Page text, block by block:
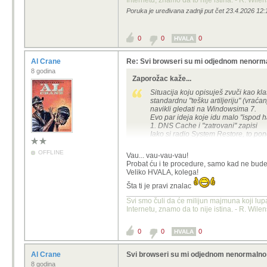
Poruka je uređivana zadnji put čet 23.4.2026
0 0 HVALA 0
Al Crane
8 godina
OFFLINE
Re: Svi browseri su mi odjednom
Zaporožac kaže...
Situacija koju opisuješ zvuči kao
standardnu "tešku artiljeriju"
navikli gledati na Windowsima 7.
Evo par ideja koje idu malo "ispod
1. DNS Cache i "zatrovani" zapisi
Iako si radio System Restore, to
Upiši redom ove tri naredbe (stisni
ipconfig /flushdns
netsh winsock reset
netsh int ip reset
Restartaj računalo. Ovo je ključno
2. A1 Stick i "MTU" postavke
Igranje igre i istovremeno surfanje
"radio gluposti" ili je tvoj stick ušao
Test: Izvadi stick, obriši njegove
Ako stick ima svoj dashboard u
3. Problem s datumom i certifikatima
Windows 7 ima velikih problema s
Vau... vau-vau-vau!
Probat ću i te procedure, samo kad ne
Veliko HVALA, kolega!
Šta ti je pravi znalac
Svi smo čuli da će milijun majmuna koji
Internetu, znamo da to nije istina. - R.
0 0 HVALA 0
Al Crane
8 godina
Svi browseri su mi odjednom